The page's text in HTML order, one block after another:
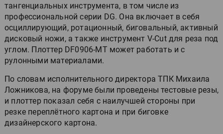
тангенциальных инструмента, в том числе из
профессиональной серии DG. Она включает в себя
осциллирующий, ротационный, биговальный, активный
дисковый ножи, а также инструмент V-Cut для реза под
углом. Плоттер DF0906-MT может работать и с
рулонными материалами.
По словам исполнительного директора ТПК Михаила
Ложникова, на форуме были проведены тестовые резы,
и плоттер показал себя с наилучшей стороны при
резке переплётного картона и при биговке
дизайнерского картона.